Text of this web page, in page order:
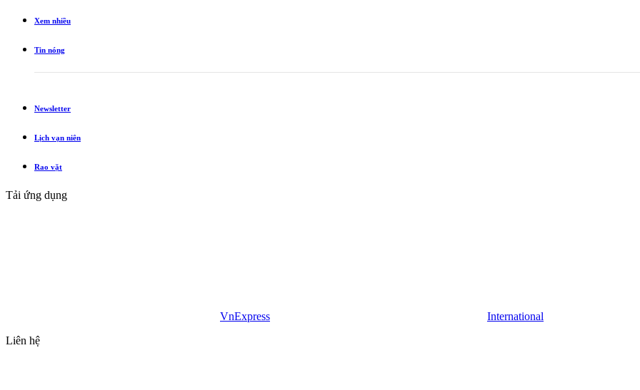
Xem nhiều
Tin nóng
Newsletter
Lịch vạn niên
Rao vặt
Tải ứng dụng
VnExpress
International
Liên hệ